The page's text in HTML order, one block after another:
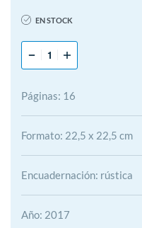
EN STOCK
Páginas: 16
Formato: 22,5 x 22,5 cm
Encuadernación: rústica
Año: 2017